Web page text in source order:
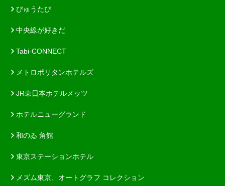
びゅうたび
中央線が好きだ
Tabi-CONNECT
メトロポリタンホテルズ
JR東日本ホテルメッツ
ホテルニューグランド
和のゐ 角館
東京ステーションホテル
メズム東京、オートグラフ コレクション